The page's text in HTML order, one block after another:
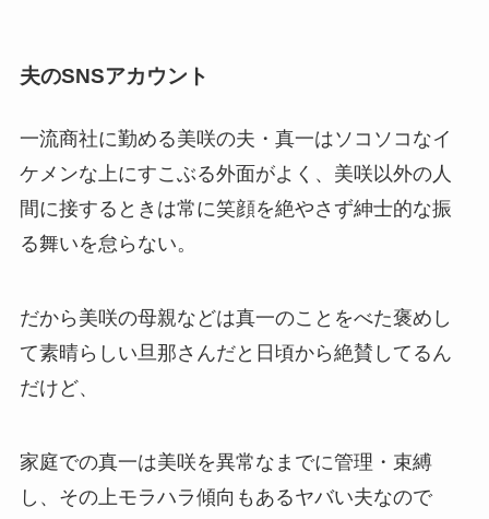
夫のSNSアカウント
一流商社に勤める美咲の夫・真一はソコソコなイ
ケメンな上にすこぶる外面がよく、美咲以外の人
間に接するときは常に笑顔を絶やさず紳士的な振
る舞いを怠らない。
だから美咲の母親などは真一のことをべた褒めし
て素晴らしい旦那さんだと日頃から絶賛してるん
だけど、
家庭での真一は美咲を異常なまでに管理・束縛
し、その上モラハラ傾向もあるヤバい夫なので